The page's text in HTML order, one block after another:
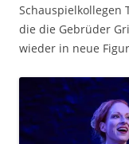
Schauspielkollegen
die die Gebrüder
wieder in neue